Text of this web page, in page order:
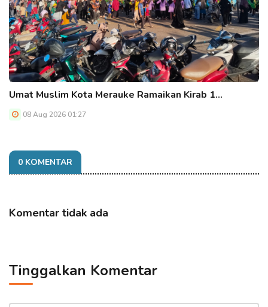
Umat Muslim Kota Merauke Ramaikan Kirab 1…
08 Aug 2026 01:27
0 KOMENTAR
Komentar tidak ada
Tinggalkan Komentar